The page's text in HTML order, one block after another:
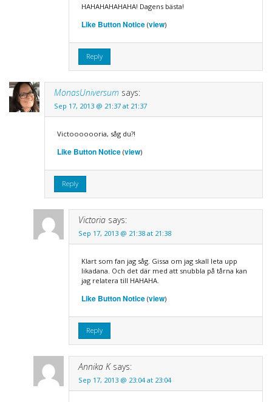
HAHAHAHAHAHA! Dagens bästa!
Like Button Notice(view)
Reply
MonasUniversum says:
Sep 17, 2013 @ 21:37 at 21:37
Victooooooria, såg du?!
Like Button Notice(view)
Reply
Victoria says:
Sep 17, 2013 @ 21:38 at 21:38
Klart som fan jag såg. Gissa om jag skall leta upp
likadana. Och det där med att snubbla på tårna kan
jag relatera till HAHAHA.
Like Button Notice(view)
Reply
Annika K says:
Sep 17, 2013 @ 23:04 at 23:04